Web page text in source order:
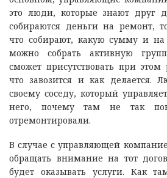
это люди, которые знают друг
собираются деньги на ремонт,
что собирают, какую сумму и
можно собрать активную
сможет присутствовать при этом
что завозится и как делается.
своему соседу, который
него, почему там не так
отремонтировали.
В случае с управляющей
обращать внимание на тот
будет оказывать услуги. Как